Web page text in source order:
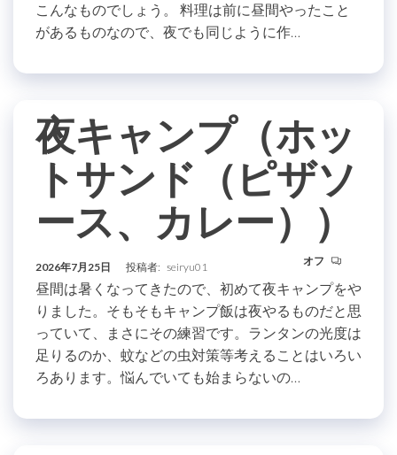
こんなものでしょう。 料理は前に昼間やったこと
があるものなので、夜でも同じように作…
夜キャンプ（ホッ
トサンド（ピザソ
ース、カレー））
2026年7月25日 投稿者: seiryu01 オフ
昼間は暑くなってきたので、初めて夜キャンプをや
りました。そもそもキャンプ飯は夜やるものだと思
っていて、まさにその練習です。ランタンの光度は
足りるのか、蚊などの虫対策等考えることはいろい
ろあります。悩んでいても始まらないの…